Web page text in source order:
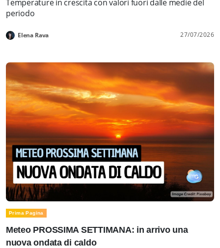
Temperature in crescita con valori fuori dalle medie del
periodo
Elena Rava 27/07/2026
Prima Pagina
Meteo PROSSIMA SETTIMANA: in arrivo una
nuova ondata di caldo